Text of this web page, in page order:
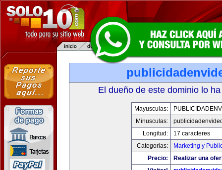
El dueño de este dominio lo
Mayusculas:
Minusculas:
Longitud:
17 caracteres
Categorias:
Marketing y
Precio:
Realizar una